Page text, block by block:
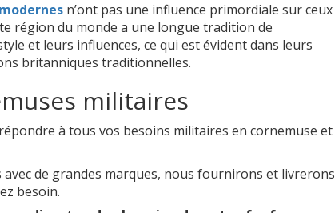
n’ont pas une influence primordiale sur ceux
région du monde a une longue tradition de
et leurs influences, ce qui est évident dans leurs
britanniques traditionnelles.
militaires
à tous vos besoins militaires en cornemuse et
de grandes marques, nous fournirons et livrerons
besoin.